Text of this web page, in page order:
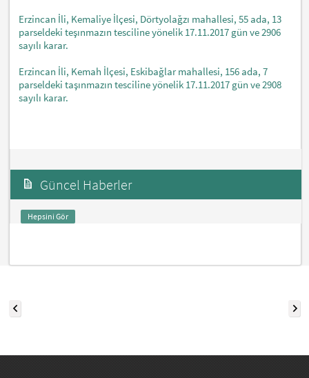
Erzincan İli, Kemaliye İlçesi, Dörtyolağzı mahallesi, 55 ada, 13
parseldeki teşınmazın tesciline yönelik 17.11.2017 gün ve 2906
sayılı karar.
Erzincan İli, Kemah İlçesi, Eskibağlar mahallesi, 156 ada, 7
parseldeki taşınmazın tesciline yönelik 17.11.2017 gün ve 2908
sayılı karar.
Güncel Haberler
Hepsini Gör